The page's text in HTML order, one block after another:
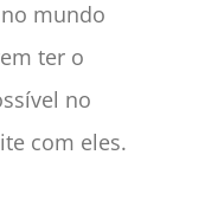
mundo
ter o
no
com eles.